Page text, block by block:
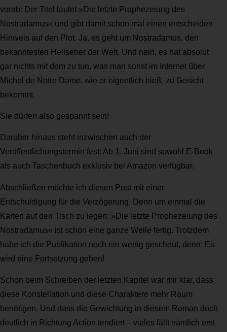
vorab: Der Titel lautet »Die letzte Prophezeiung des
Nostradamus« und gibt damit schon mal einen entscheiden
Hinweis auf den Plot. Ja, es geht um Nostradamus, den
bekanntesten Hellseher der Welt. Und nein, es hat absolut
gar nichts mit dem zu tun, was man sonst im Internet über
Michel de Notre Dame, wie er eigentlich hieß, zu Gesicht
bekommt.
Sie dürfen also gespannt sein!
Darüber hinaus steht inzwischen auch der
Veröffentlichungstermin fest: Ab 1. Juni sind sowohl E-Book
als auch Taschenbuch exklusiv bei Amazon verfügbar.
Abschließen möchte ich diesen Post mit einer
Entschuldigung für die Verzögerung. Denn um einmal die
Karten auf den Tisch zu legen: »Die letzte Prophezeiung des
Nostradamus« ist schon eine ganze Weile fertig. Trotzdem
habe ich die Publikation noch ein wenig gescheut, denn: Es
wird eine Fortsetzung geben!
Schon beim Schreiben der letzten Kapitel war mir klar, dass
diese Konstellation und diese Charaktere mehr Raum
benötigen. Und dass die Gewichtung in diesem Roman doch
deutlich in Richtung Action tendiert – vieles fällt nämlich erst